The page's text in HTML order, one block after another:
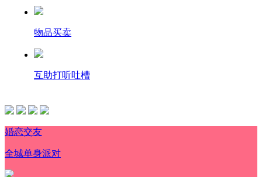
物品买卖
互助打听吐槽
婚恋交友
全城单身派对